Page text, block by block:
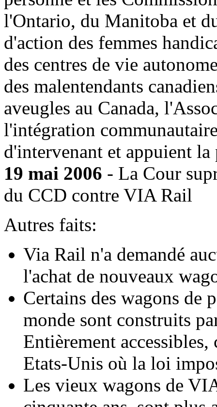
l'Ontario, du Manitoba et
d'action des femmes
des centres de vie
des malentendants
aveugles au Canada,
l'intégration
d'intervenant et appuient
19 mai 2006 - La Cour
du CCD contre VIA Rail
Autres faits:
Via Rail n'a demandé
l'achat de nouveaux
Certains des wagons de
monde sont construits
Entièrement accessibles,
Etats-Unis où la loi
Les vieux wagons de